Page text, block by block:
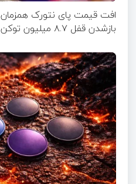
افت قیمت پای نتورک
بازشدن قفل ۸.۷ میلیون توکن